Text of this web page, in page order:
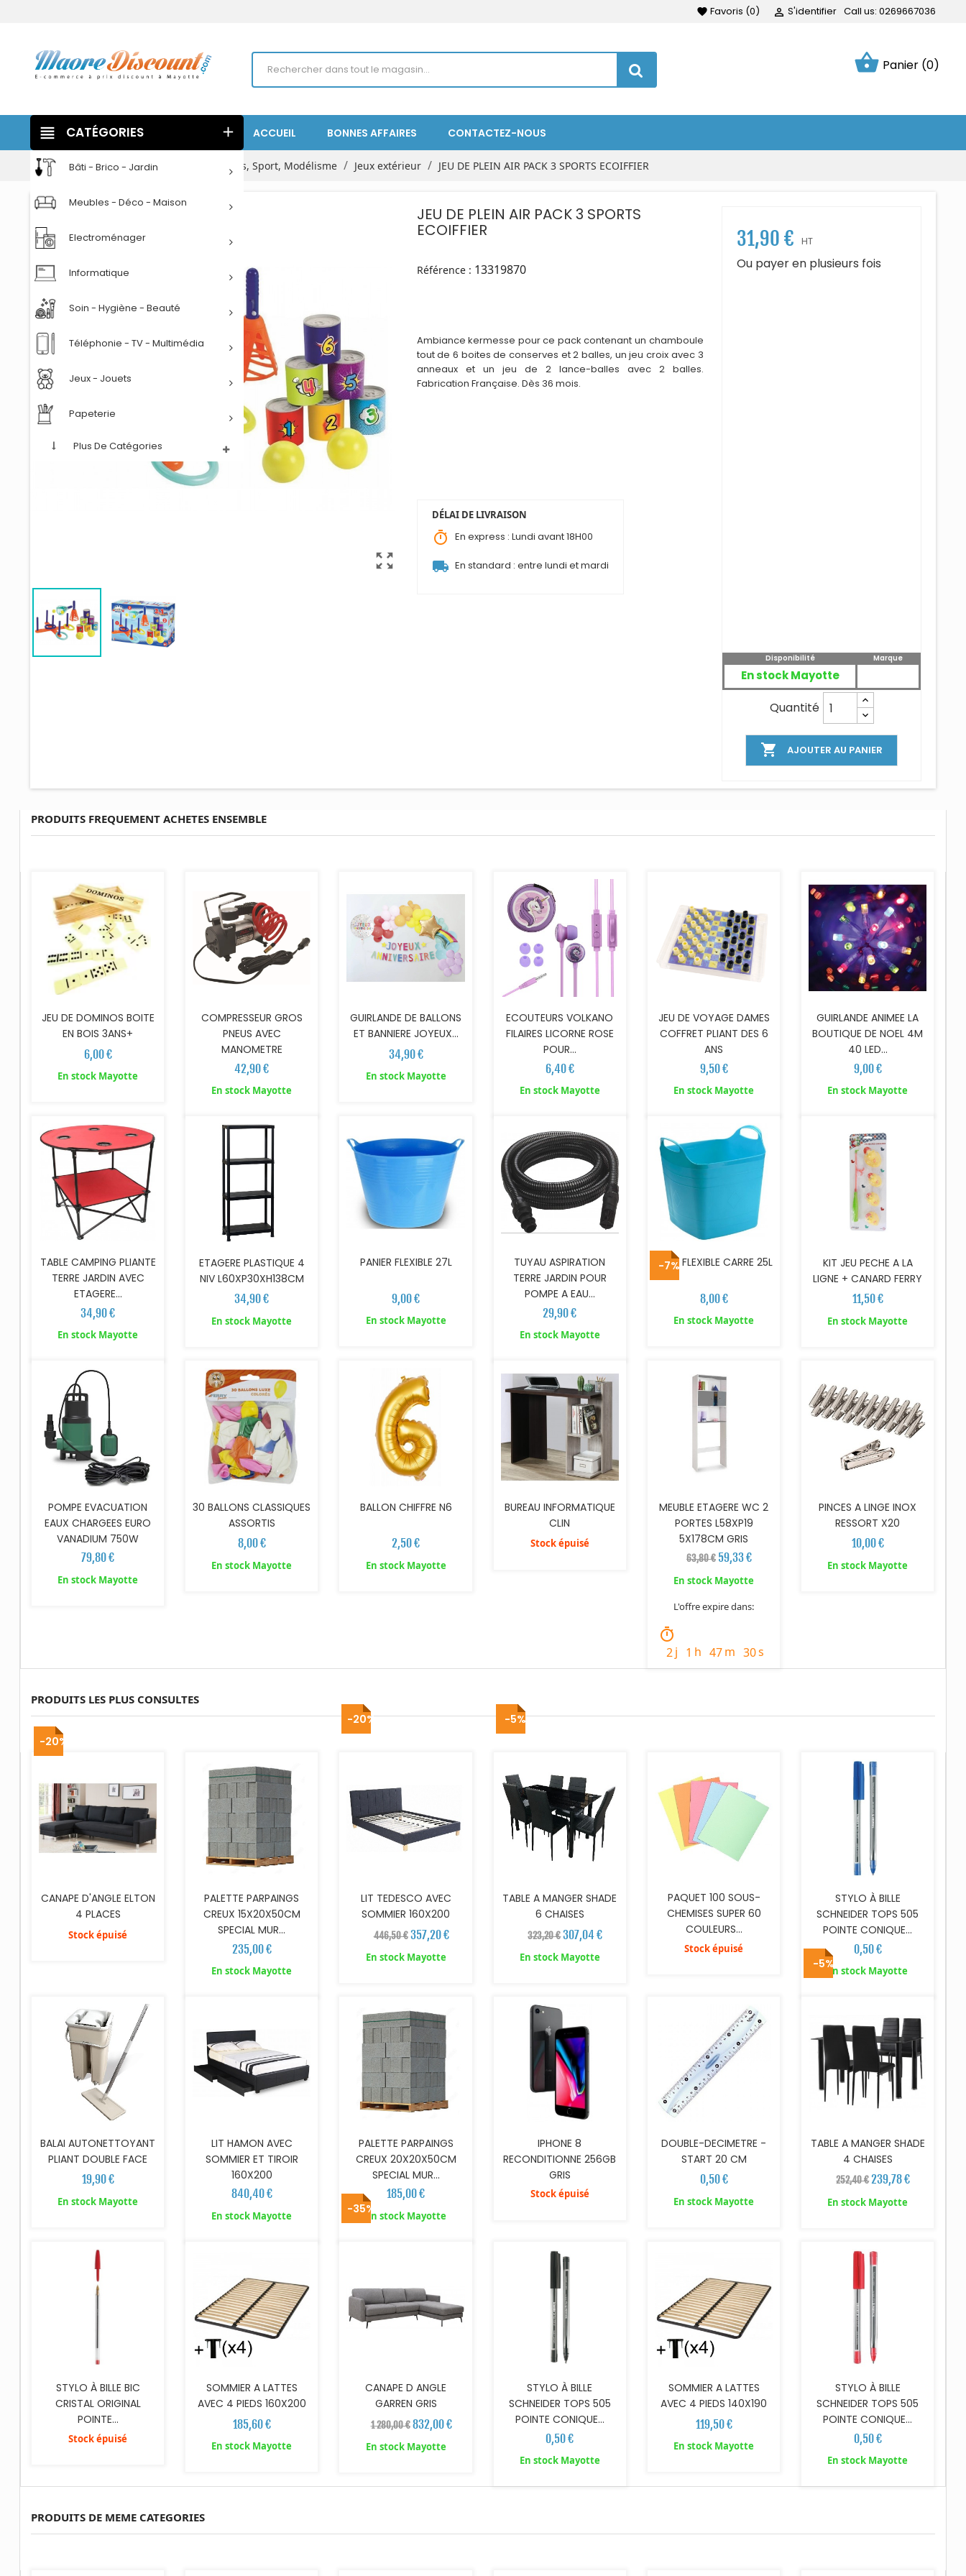
favorite Favoris (0)  S'identifier Call us: 0269667036
shopping_basket Panier (0)
ACCUEIL BONNES AFFAIRES CONTACTEZ-NOUS
view_headline CATÉGORIES add
Bâti - Brico - Jardin
Meubles - Déco - Maison
Electroménager
Informatique
Soin - Hygiène - Beauté
Téléphonie - TV - Multimédia
Jeux - Jouets
Papeterie
Plus De Catégories
Accueil Jeux - Jouets Véhicules, Circuits, Sport, Modélisme Jeux extérieur JEU DE PLEIN AIR PACK 3 SPORTS ECOIFFIER
zoom_out_map
JEU DE PLEIN AIR PACK 3 SPORTS
ECOIFFIER
Référence : 13319870
Ambiance kermesse pour ce pack contenant un chamboule
tout de 6 boites de conserves et 2 balles, un jeu croix avec 3
anneaux et un jeu de 2 lance-balles avec 2 balles.
Fabrication Française. Dès 36 mois.
DÉLAI DE LIVRAISON
timer En express : Lundi avant 18H00
local_shipping En standard : entre lundi et mardi
31,90 € HT
Ou payer en plusieurs fois
Disponibilité
En stock Mayotte
Marque
Quantité
 AJOUTER AU PANIER
PRODUITS FREQUEMENT ACHETES ENSEMBLE
JEU DE DOMINOS BOITE
EN BOIS 3ANS+
6,00 €
En stock Mayotte
COMPRESSEUR GROS
PNEUS AVEC
MANOMETRE
42,90 €
En stock Mayotte
GUIRLANDE DE BALLONS
ET BANNIERE JOYEUX...
34,90 €
En stock Mayotte
ECOUTEURS VOLKANO
FILAIRES LICORNE ROSE
POUR...
6,40 €
En stock Mayotte
JEU DE VOYAGE DAMES
COFFRET PLIANT DES 6
ANS
9,50 €
En stock Mayotte
GUIRLANDE ANIMEE LA
BOUTIQUE DE NOEL 4M
40 LED...
9,00 €
En stock Mayotte
AJOUTER AU PANIER
TABLE CAMPING PLIANTE
TERRE JARDIN AVEC
ETAGERE...
34,90 €
En stock Mayotte
AJOUTER AU PANIER
ETAGERE PLASTIQUE 4
NIV L60XP30XH138CM
34,90 €
En stock Mayotte
AJOUTER AU PANIER
PANIER FLEXIBLE 27L
9,00 €
En stock Mayotte
AJOUTER AU PANIER
TUYAU ASPIRATION
TERRE JARDIN POUR
POMPE A EAU...
29,90 €
En stock Mayotte
AJOUTER AU PANIER
SEAU FLEXIBLE CARRE 25L
8,00 €
En stock Mayotte
AJOUTER AU PANIER
KIT JEU PECHE A LA
LIGNE + CANARD FERRY
11,50 €
En stock Mayotte
AJOUTER AU PANIER
POMPE EVACUATION
EAUX CHARGEES EURO
VANADIUM 750W
79,80 €
En stock Mayotte
AJOUTER AU PANIER
30 BALLONS CLASSIQUES
ASSORTIS
8,00 €
En stock Mayotte
AJOUTER AU PANIER
BALLON CHIFFRE N6
2,50 €
En stock Mayotte
BUREAU INFORMATIQUE
CLIN
Stock épuisé
-7%
AJOUTER AU PANIER
MEUBLE ETAGERE WC 2
PORTES L58XP19
5X178CM GRIS
63,80 € 59,33 €
En stock Mayotte
L'offre expire dans:
timer
2j 1 h 47m 29s
AJOUTER AU PANIER
PINCES A LINGE INOX
RESSORT X20
10,00 €
En stock Mayotte
PRODUITS LES PLUS CONSULTES
-20%
CANAPE D'ANGLE ELTON
4 PLACES
Stock épuisé
PALETTE PARPAINGS
CREUX 15X20X50CM
SPECIAL MUR...
235,00 €
En stock Mayotte
-20%
LIT TEDESCO AVEC
SOMMIER 160X200
446,50 € 357,20 €
En stock Mayotte
-5%
TABLE A MANGER SHADE
6 CHAISES
323,20 €307,04 €
En stock Mayotte
PAQUET 100 SOUS-
CHEMISES SUPER 60
COULEURS...
Stock épuisé
STYLO À BILLE
SCHNEIDER TOPS 505
POINTE CONIQUE...
0,50 €
En stock Mayotte
BALAI AUTONETTOYANT
PLIANT DOUBLE FACE
19,90 €
En stock Mayotte
AJOUTER AU PANIER
LIT HAMON AVEC
SOMMIER ET TIROIR
160X200
840,40 €
En stock Mayotte
AJOUTER AU PANIER
PALETTE PARPAINGS
CREUX 20X20X50CM
SPECIAL MUR...
185,00 €
En stock Mayotte
IPHONE 8
RECONDITIONNE 256GB
GRIS
Stock épuisé
DOUBLE-DECIMETRE -
START 20 CM
0,50 €
En stock Mayotte
-5% AJOUTER AU PANIER
TABLE A MANGER SHADE
4 CHAISES
252,40 €239,78 €
En stock Mayotte
STYLO À BILLE BIC
CRISTAL ORIGINAL
POINTE...
Stock épuisé
AJOUTER AU PANIER
SOMMIER A LATTES
AVEC 4 PIEDS 160X200
185,60 €
En stock Mayotte
-35% AJOUTER AU PANIER
CANAPE D ANGLE
GARREN GRIS
1 280,00 € 832,00 €
En stock Mayotte
STYLO À BILLE
SCHNEIDER TOPS 505
POINTE CONIQUE...
0,50 €
En stock Mayotte
AJOUTER AU PANIER
SOMMIER A LATTES
AVEC 4 PIEDS 140X190
119,50 €
En stock Mayotte
AJOUTER AU PANIER
STYLO À BILLE
SCHNEIDER TOPS 505
POINTE CONIQUE...
0,50 €
En stock Mayotte
PRODUITS DE MEME CATEGORIES